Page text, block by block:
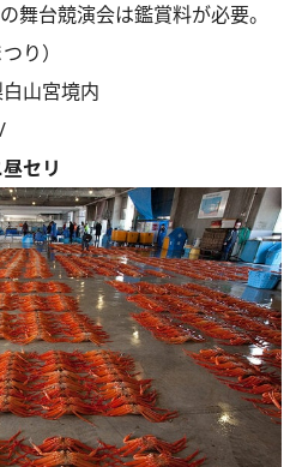
舞台競演会は鑑賞料が必要。
り）
山宮境内
セリ